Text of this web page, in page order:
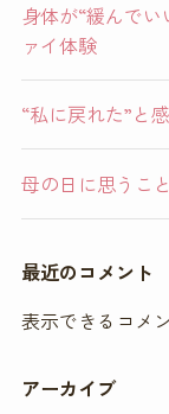
身体が“緩んで
ァイ体験
“私に戻れた”と
母の日に思うこと
最近のコメント
表示できるコメ
アーカイブ